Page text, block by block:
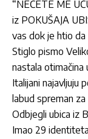
“NEĆETE ME
iz POKUŠAJA
vas dok je htio da
Stiglo pismo
nastala otimačina
Italijani najavljuju
labud spreman
Odbjegli ubica iz
Imao 29